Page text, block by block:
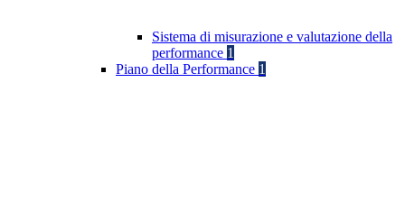
Sistema di misurazione e valutazione della
performance 1
Piano della Performance 1